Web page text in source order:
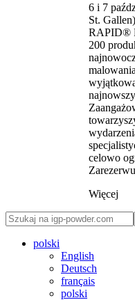
6 i 7
St.
RAPID®
200
celowo
Więcej
polski
English
Deutsch
français
polski